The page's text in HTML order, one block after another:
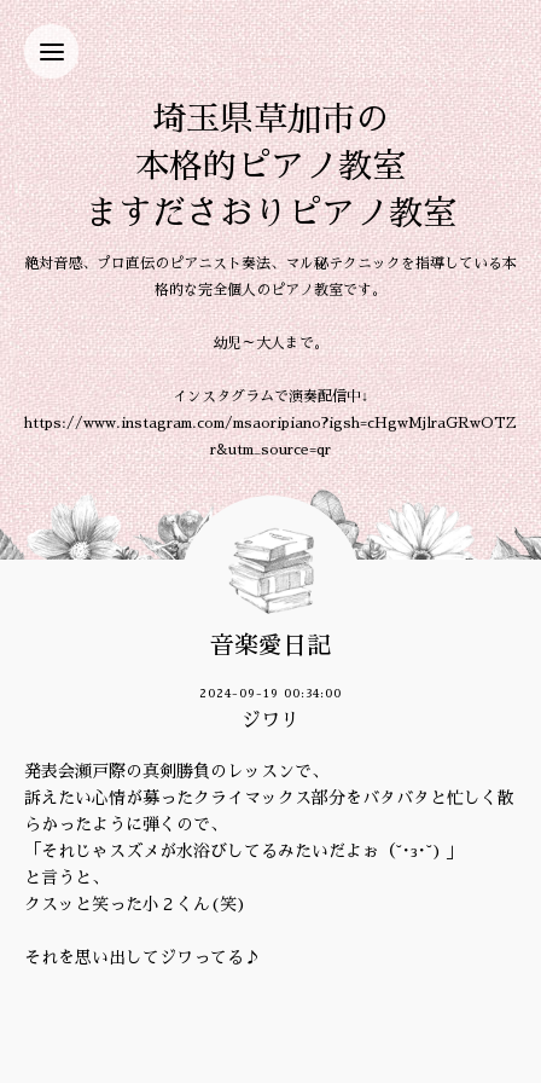
埼玉県草加市の
本格的ピアノ教室
ますださおりピアノ教室
絶対音感、プロ直伝のピアニスト奏法、マル秘テクニックを指導している本
格的な完全個人のピアノ教室です。
幼児～大人まで。
インスタグラムで演奏配信中↓
https://www.instagram.com/msaoripiano?igsh=cHgwMjlraGRwOTZ
r&utm_source=qr
音楽愛日記
2024-09-19 00:34:00
ジワリ
発表会瀬戸際の真剣勝負のレッスンで、
訴えたい心情が募ったクライマックス部分をバタバタと忙しく散
らかったように弾くので、
「それじゃスズメが水浴びしてるみたいだよぉ（˘･з･˘) 」
と言うと、
クスッと笑った小２くん(笑)
それを思い出してジワってる♪